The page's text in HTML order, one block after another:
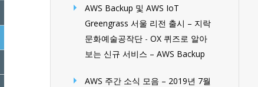
AWS Backup 및 AWS IoT
Greengrass 서울 리전 출시 – 지락
문화예술공작단 - OX 퀴즈로 알아
보는 신규 서비스 – AWS Backup
AWS 주간 소식 모음 – 2019년 7월